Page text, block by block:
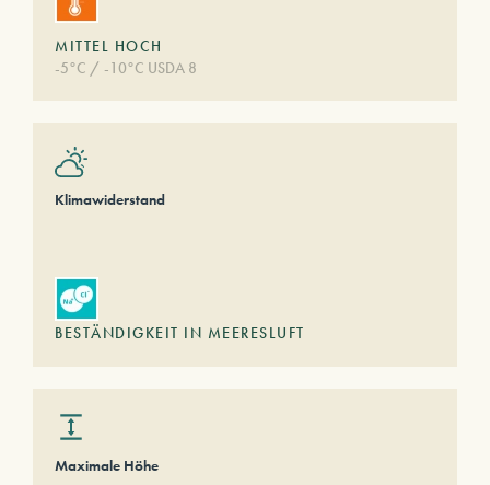
MITTEL HOCH
-5°C / -10°C USDA 8
Klimawiderstand
BESTÄNDIGKEIT IN MEERESLUFT
Maximale Höhe